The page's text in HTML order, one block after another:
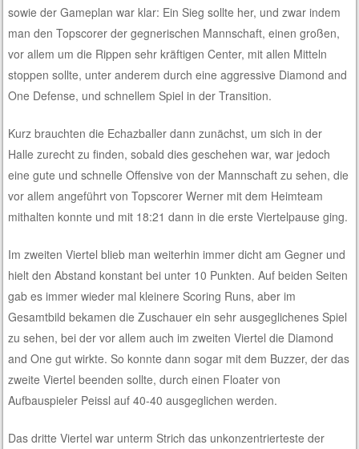
sowie der Gameplan war klar: Ein Sieg sollte her, und zwar indem
man den Topscorer der gegnerischen Mannschaft, einen großen,
vor allem um die Rippen sehr kräftigen Center, mit allen Mitteln
stoppen sollte, unter anderem durch eine aggressive Diamond and
One Defense, und schnellem Spiel in der Transition.
Kurz brauchten die Echazballer dann zunächst, um sich in der
Halle zurecht zu finden, sobald dies geschehen war, war jedoch
eine gute und schnelle Offensive von der Mannschaft zu sehen, die
vor allem angeführt von Topscorer Werner mit dem Heimteam
mithalten konnte und mit 18:21 dann in die erste Viertelpause ging.
Im zweiten Viertel blieb man weiterhin immer dicht am Gegner und
hielt den Abstand konstant bei unter 10 Punkten. Auf beiden Seiten
gab es immer wieder mal kleinere Scoring Runs, aber im
Gesamtbild bekamen die Zuschauer ein sehr ausgeglichenes Spiel
zu sehen, bei der vor allem auch im zweiten Viertel die Diamond
and One gut wirkte. So konnte dann sogar mit dem Buzzer, der das
zweite Viertel beenden sollte, durch einen Floater von
Aufbauspieler Peissl auf 40-40 ausgeglichen werden.
Das dritte Viertel war unterm Strich das unkonzentrierteste der